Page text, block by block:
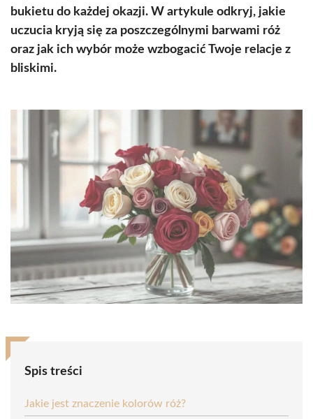
bukietu do każdej okazji. W artykule odkryj, jakie
uczucia kryją się za poszczególnymi barwami róż
oraz jak ich wybór może wzbogacić Twoje relacje z
bliskimi.
Spis treści
Jakie jest znaczenie kolorów róż?